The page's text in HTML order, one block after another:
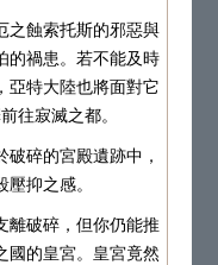
之蝕索托斯的邪惡與
的禍患。若不能及時
亞特大陸也將面對它
往寂滅之都。
碎的宮殿遺跡中，
抑之感。
離破碎，但你仍能推
國的皇宮。皇宮竟然